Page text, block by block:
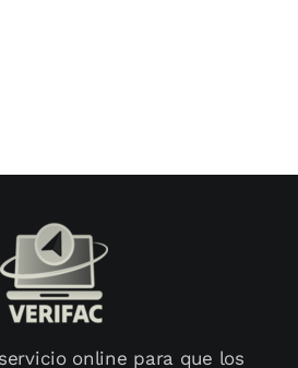
online para que los